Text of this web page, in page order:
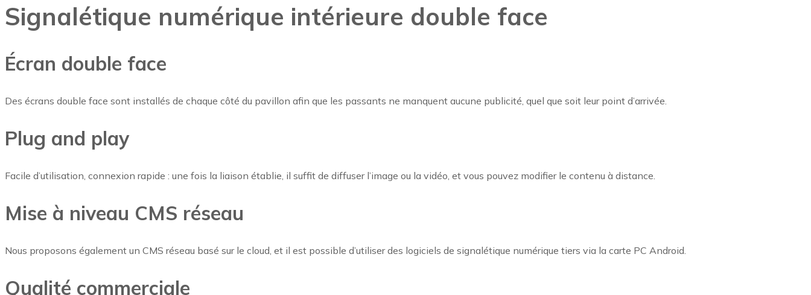
Signalétique numérique intérieure double face
Écran double face
Des écrans double face sont installés de chaque côté du pavillon afin que les passants ne manquent aucune publicité, quel que soit leur point d’arrivée.
Plug and play
Facile d’utilisation, connexion rapide : une fois la liaison établie, il suffit de diffuser l’image ou la vidéo, et vous pouvez modifier le contenu à distance.
Mise à niveau CMS réseau
Nous proposons également un CMS réseau basé sur le cloud, et il est possible d’utiliser des logiciels de signalétique numérique tiers via la carte PC Android.
Qualité commerciale